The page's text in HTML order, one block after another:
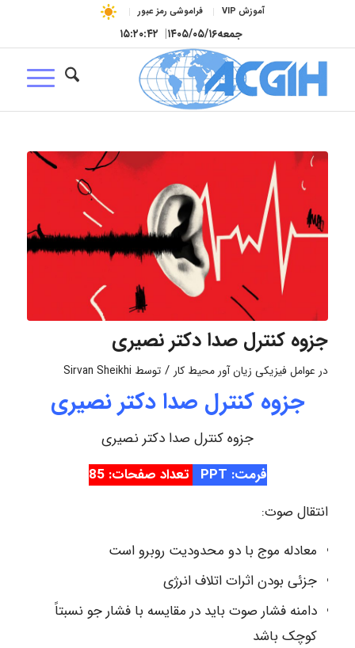
آموزش VIP فراموشی رمز عبور
جمعه۱۴۰۵/۰۵/۱۶| ۱۵:۲۰:۴۳
جزوه کنترل صدا دکتر نصیری
در عوامل فیزیکی زیان آور محیط کار / توسط Sirvan Sheikhi
جزوه کنترل صدا دکتر نصیری
جزوه کنترل صدا دکتر نصیری
فرمت: PPT
تعداد صفحات: 85
انتقال صوت:
معادله موج با دو محدودیت روبرو است
جزئی بودن اثرات اتلاف انرژی
دامنه فشار صوت باید در مقایسه با فشار جو نسبتاً
کوچک باشد